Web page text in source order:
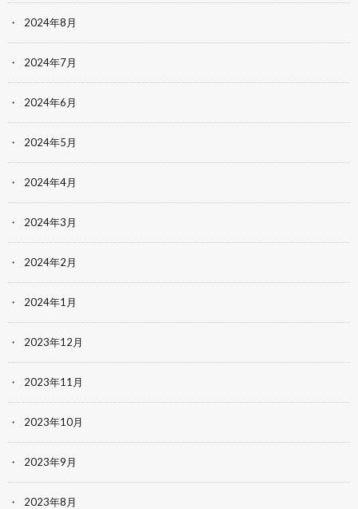
2024年8月
2024年7月
2024年6月
2024年5月
2024年4月
2024年3月
2024年2月
2024年1月
2023年12月
2023年11月
2023年10月
2023年9月
2023年8月